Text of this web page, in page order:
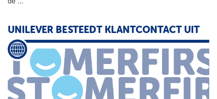
UNILEVER BESTEEDT KLANTCONTACT UIT